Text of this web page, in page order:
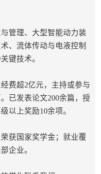
管理、大型智能动力装
、流体传动与电液控制
键技术。
费超2亿元，主持或参与
已发表论文200余篇，授
以上奖励10余项。
获国家奖学金；就业覆
企业。